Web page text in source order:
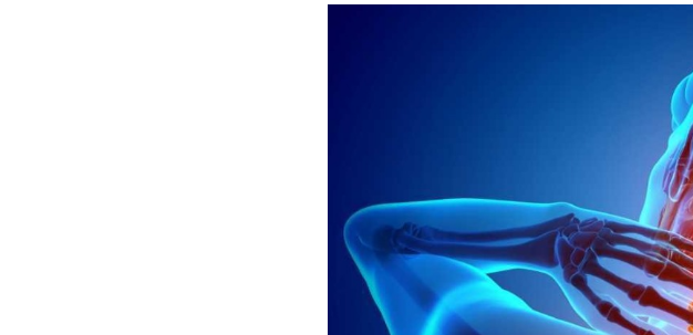
Góc nhỏ tôi chia sẻ với bà con về chuyện thuốc
tất tần tật kiến thức sức khỏe và cách chăm sóc